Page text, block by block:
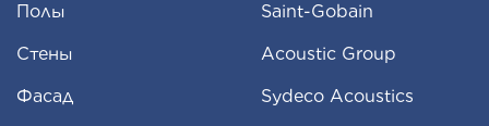
Полы
Стены
Фасад
Saint-Gobain
Acoustic Group
Sydeco Acoustics